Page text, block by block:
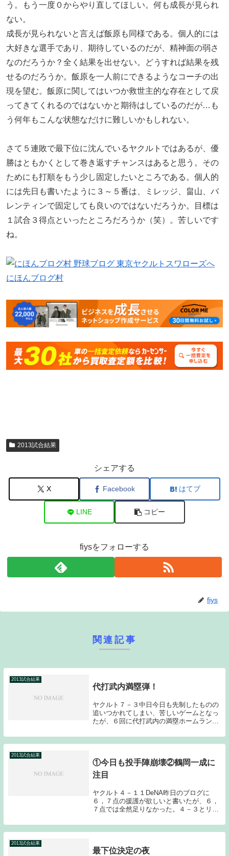
う。もう一度０からやり直してほしい。何も成長が見られ
ない。
成長が見られないと言えば飯原も同様である。個人的には
大好きな選手であり、期待しているのだが、精神面の弱さ
なのだろうか？全く結果を出せない。どうすれば結果を残
せるのだろうか。飯原を一人前にできるようなコーチの出
現を望む。飯原に関してはいつか救世主的な存在として戻
ってきてくれるのではないかと期待はしているのだが…も
う何年もこんな状態なだけに難しいかもしれない。
さて５連敗で最下位に沈んでいるヤクルトではあるが、優
勝はともかくとして巻き返すチャンスはあると思う。その
ためにも打順をもう少し固定したいところである。個人的
には先日も書いたように３～５番は、ミレッジ、畠山、バ
レンティンで固定しても良いのではないだろうか。目標は
１試合３得点といったところだろうか（笑）。苦しいです
ね。
にほんブログ村
2013試合結果
シェアする
X Facebook はてブ
LINE コピー
fiysをフォローする
fiys
関連記事
2013試合結果
代打武内満塁弾！
ヤクルト７－３中日今日も先制したものの
追いつかれてしまい、苦しいゲームとなっ
たが、６回に代打武内の満塁ホームランが
岡を援護したい打線は、初回から繋がる。
２番田中浩が四球で出ると続くミレッジが
2013試合結果
①今日も投手陣崩壊②鶴岡一成に
注目
ヤクルト４－１１DeNA昨日のブログに
６，７点の援護が欲しいと書いたが、６，
７点では全然足りなかった。４－３とリー
点を失い、試合は決まってしまった。バー
ネット、石山も打ち込まれてしまい、最悪
2013試合結果
最下位決定の夜